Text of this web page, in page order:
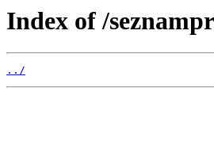
Index of /
../